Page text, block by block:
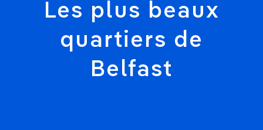
Les plus beaux
quartiers de
Belfast